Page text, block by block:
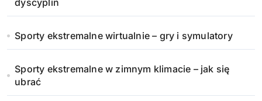
dyscyplin
Sporty ekstremalne wirtualnie – gry i symulatory
Sporty ekstremalne w zimnym klimacie – jak się
ubrać